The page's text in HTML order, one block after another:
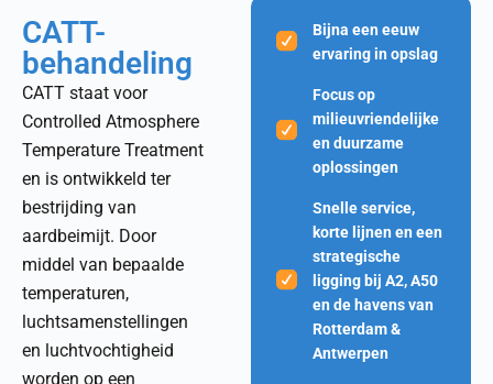
CATT-
behandeling
CATT staat voor
Controlled Atmosphere
Temperature Treatment
en is ontwikkeld ter
bestrijding van
aardbeimijt. Door
middel van bepaalde
temperaturen,
luchtsamenstellingen
en luchtvochtigheid
worden op een
Bijna een eeuw
ervaring in opslag
Focus op
milieuvriendelijke
en duurzame
oplossingen
Snelle service,
korte lijnen en een
strategische
ligging bij A2, A50
en de havens van
Rotterdam &
Antwerpen